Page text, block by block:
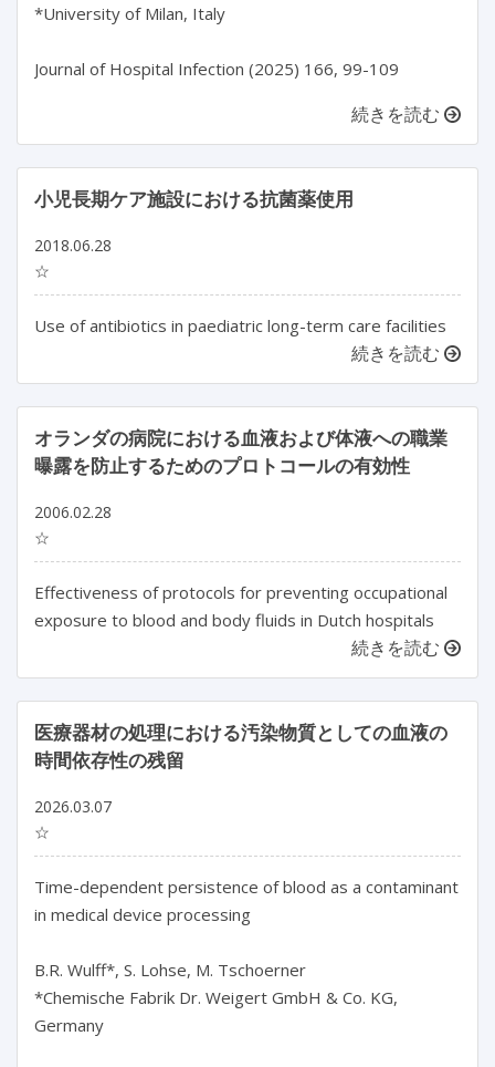
*University of Milan, Italy
Journal of Hospital Infection (2025) 166, 99-109
続きを読む
小児長期ケア施設における抗菌薬使用
2018.06.28
☆
Use of antibiotics in paediatric long-term care facilities
続きを読む
オランダの病院における血液および体液への職業
曝露を防止するためのプロトコールの有効性
2006.02.28
☆
Effectiveness of protocols for preventing occupational
exposure to blood and body fluids in Dutch hospitals
続きを読む
医療器材の処理における汚染物質としての血液の
時間依存性の残留
2026.03.07
☆
Time-dependent persistence of blood as a contaminant
in medical device processing
B.R. Wulff*, S. Lohse, M. Tschoerner
*Chemische Fabrik Dr. Weigert GmbH & Co. KG,
Germany